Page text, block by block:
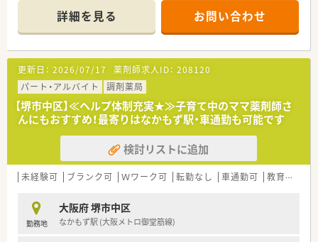
制を強化しています。
■カウンセリングに力をいれており、お客様・患者様とのコミュ
ニケーションを重視されています。
■1人あたりの処方箋枚数は約20枚ほど！ゆとりをもってお仕事
していただけます。
■レセコンセンターを開設し、レセコン入力などをセンター化
し、一括で行うことにより、各店舗の医療事務を削減し、事務の
方の効率化も行っています。
■ラウンダーで応援できる薬剤師様が20名以上おり、別でエリ
アマネージャーもいますので、急なお休み等にはしっかりと対応
していただけます。
■調剤薬局とＯＴＣは分離申請しているため、調剤薬局の開局時
間に合わせての勤務になります。
■年齢層は非常に離職率が低い事もあり、新卒の20代～60代と
■残業代も1分単位でつくため、サービス残業がないよう、会社
としても取り組んでいます。
■大手企業ならではの社員持株制度、福利厚生が充実していま
詳細を見る お問い合わせ
更新日： 2026/07/17 薬剤師求人ID： 208120
パート・アルバイト
調剤薬局
【堺市中区】≪ヘルプ体制充実★≫子育て中のママ薬剤師さ
んにもおすすめ！最寄りはなかもず駅・車通勤も可能です
検討リストに追加
未経験可 ブランク可 Ｗワーク可 転勤なし 車通勤可 教育制度あり
勤務地
大阪府 堺市中区
なかもず駅 (大阪メトロ御堂筋線)